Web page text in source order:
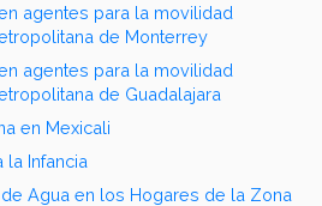
agentes para la movilidad
de Monterrey
agentes para la movilidad
de Guadalajara
en Mexicali
la Infancia
Agua en los Hogares de la Zona